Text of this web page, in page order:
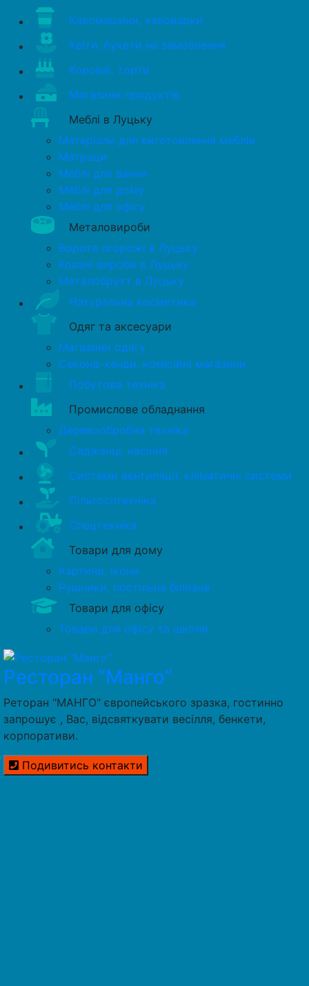
Кавомашини, кавоварки
Квіти, букети на замовлення
Короваї, торти
Магазини продуктів
Меблі в Луцьку
Матеріали для виготовлення меблів
Матраци
Меблі для ванни
Меблі для дому
Меблі для офісу
Металовироби
Ворота огорожі в Луцьку
Ковані вироби в Луцьку
Металобрухт в Луцьку
Натуральна косметика
Одяг та аксесуари
Магазини одягу
Секонд-хенди, комісійні магазини
Побутова техніка
Промислове обладнання
Деревообробна техніка
Саджанці, насіння
Системи вентиляції, кліматичні системи
Сільгосптехніка
Спецтехніка
Товари для дому
Картини, ікони
Рушники, постільна білизна
Товари для офісу
Товари для офісу та школи
Ресторан “Манго”
Реторан "МАНГО" європейського зразка, гостинно
запрошує , Вас, відсвяткувати весілля, бенкети,
корпоративи.
Подивитись контакти